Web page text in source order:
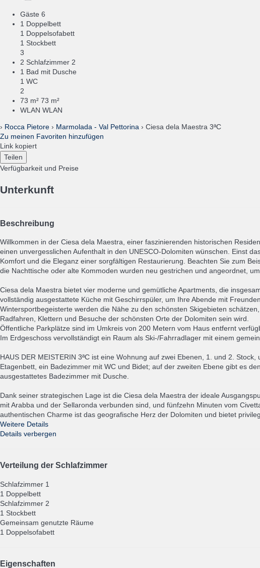
Gäste 6
1 Doppelbett
1 Doppelsofabett
1 Stockbett
3
2 Schlafzimmer 2
1 Bad mit Dusche
1 WC
2
73 m² 73 m²
WLAN WLAN
› Rocca Pietore › Marmolada - Val Pettorina › Ciesa dela Maestra 3ªC
Zu meinen Favoriten hinzufügen
Link kopiert
Teilen
Verfügbarkeit und Preise
Unterkunft
Beschreibung
Willkommen in der Ciesa dela Maestra, einer faszinierenden historischen
einen unvergesslichen Aufenthalt in den UNESCO-Dolomiten wünschen. Einst
Komfort und die Eleganz einer sorgfältigen Restaurierung. Beachten Sie zum
die Nachttische oder alte Kommoden wurden neu gestrichen und angeordnet,
Ciesa dela Maestra bietet vier moderne und gemütliche Apartments, die
vollständig ausgestattete Küche mit Geschirrspüler, um Ihre Abende mit
Wintersportbegeisterte werden die Nähe zu den schönsten Skigebieten
Radfahren, Klettern und Besuche der schönsten Orte der Dolomiten sein wird.
Öffentliche Parkplätze sind im Umkreis von 200 Metern vom Haus entfernt
Im Erdgeschoss vervollständigt ein Raum als Ski-/Fahrradlager mit einem
HAUS DER MEISTERIN 3ªC ist eine Wohnung auf zwei Ebenen, 1. und 2.
Etagenbett, ein Badezimmer mit WC und Bidet; auf der zweiten Ebene gibt es
ausgestattetes Badezimmer mit Dusche.
Dank seiner strategischen Lage ist die Ciesa dela Maestra der ideale
mit Arabba und der Sellaronda verbunden sind, und fünfzehn Minuten vom
authentischen Charme ist das geografische Herz der Dolomiten und bietet
Weitere Details
Details verbergen
Verteilung der Schlafzimmer
Schlafzimmer 1
1 Doppelbett
Schlafzimmer 2
1 Stockbett
Gemeinsam genutzte Räume
1 Doppelsofabett
Eigenschaften